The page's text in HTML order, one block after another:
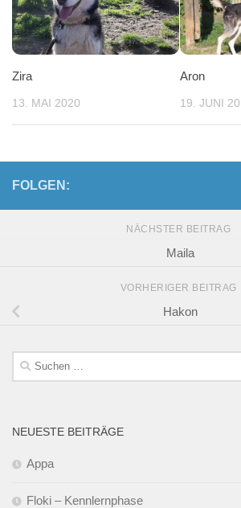
Zira
13. MAI 2020
Aron
19. JUNI
FOLGEN:
NÄCHSTER BEITRAG
Maila
VORHERIGER BEITRAG
Hakon
Suchen
nach:
NEUESTE BEITRÄGE
Appa
Floki – Kennlernphase